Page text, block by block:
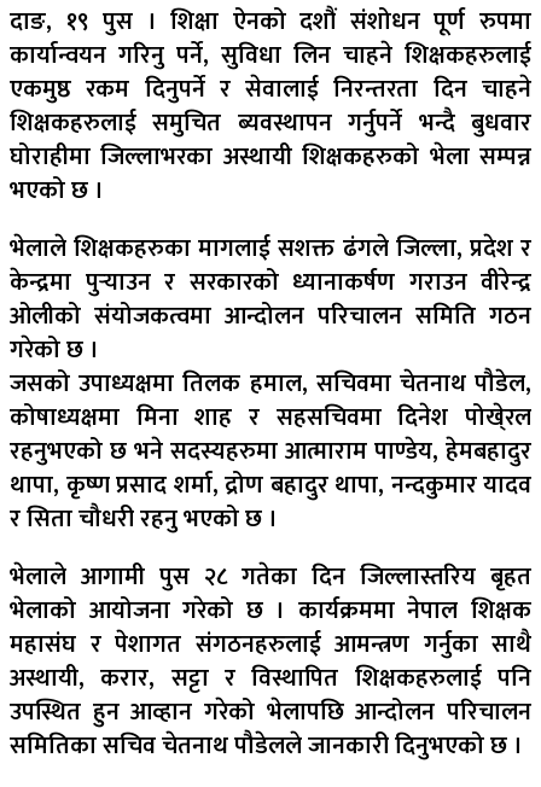
दाङ, १९ पुस । शिक्षा ऐनको दशौं संशोधन पूर्ण रुपमा
कार्यान्वयन गरिनु पर्ने, सुविधा लिन चाहने शिक्षकहरुलाई
एकमुष्ठ रकम दिनुपर्ने र सेवालाई निरन्तरता दिन चाहने
शिक्षकहरुलाई समुचित ब्यवस्थापन गर्नुपर्ने भन्दै बुधवार
घोराहीमा जिल्लाभरका अस्थायी शिक्षकहरुको भेला सम्पन्न
भएको छ ।
भेलाले शिक्षकहरुका मागलाई सशक्त ढंगले जिल्ला, प्रदेश र
केन्द्रमा पुर्‍याउन र सरकारको ध्यानाकर्षण गराउन वीरेन्द्र
ओलीको संयोजकत्वमा आन्दोलन परिचालन समिति गठन
गरेको छ ।
जसको उपाध्यक्षमा तिलक हमाल, सचिवमा चेतनाथ पौडेल,
कोषाध्यक्षमा मिना शाह र सहसचिवमा दिनेश पोखे्रल
रहनुभएको छ भने सदस्यहरुमा आत्माराम पाण्डेय, हेमबहादुर
थापा, कृष्ण प्रसाद शर्मा, द्रोण बहादुर थापा, नन्दकुमार यादव
र सिता चौधरी रहनु भएको छ ।
भेलाले आगामी पुस २८ गतेका दिन जिल्लास्तरिय बृहत
भेलाको आयोजना गरेको छ । कार्यक्रममा नेपाल शिक्षक
महासंघ र पेशागत संगठनहरुलाई आमन्त्रण गर्नुका साथै
अस्थायी, करार, सट्टा र विस्थापित शिक्षकहरुलाई पनि
उपस्थित हुन आव्हान गरेको भेलापछि आन्दोलन परिचालन
समितिका सचिव चेतनाथ पौडेलले जानकारी दिनुभएको छ ।